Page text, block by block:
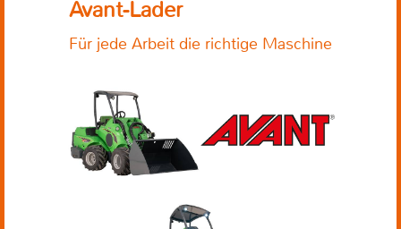
Avant-Lader
Für jede Arbeit die richtige Maschine